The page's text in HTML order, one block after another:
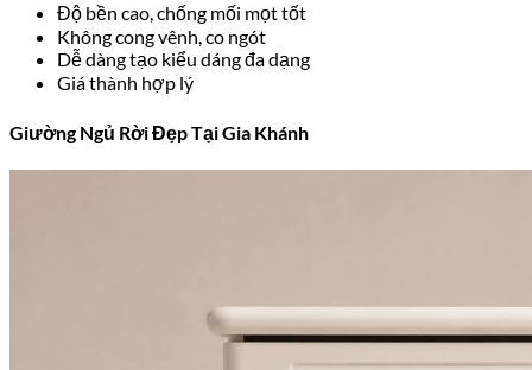
Độ bền cao, chống mối mọt tốt
Không cong vênh, co ngót
Dễ dàng tạo kiểu dáng đa dạng
Giá thành hợp lý
Giường Ngủ Rời Đẹp Tại Gia Khánh